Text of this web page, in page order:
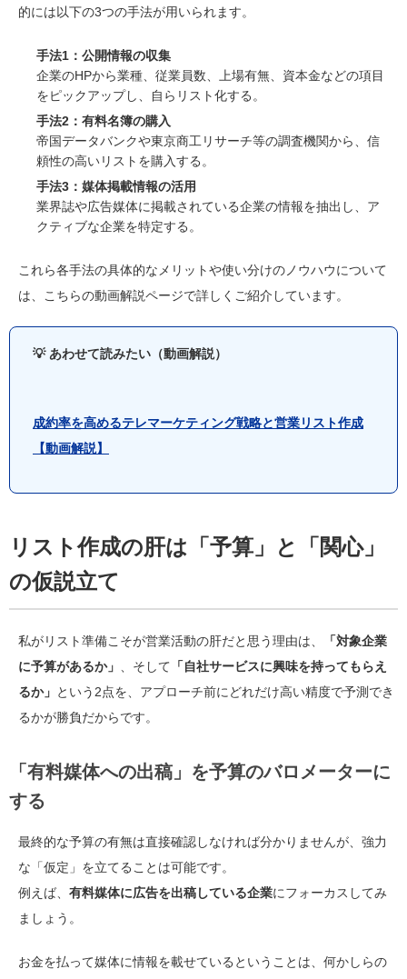
的には以下の3つの手法が用いられます。
手法1：公開情報の収集
企業のHPから業種、従業員数、上場有無、資本金などの項目
をピックアップし、自らリスト化する。
手法2：有料名簿の購入
帝国データバンクや東京商工リサーチ等の調査機関から、信
頼性の高いリストを購入する。
手法3：媒体掲載情報の活用
業界誌や広告媒体に掲載されている企業の情報を抽出し、ア
クティブな企業を特定する。
これら各手法の具体的なメリットや使い分けのノウハウについて
は、こちらの動画解説ページで詳しくご紹介しています。
💡 あわせて読みたい（動画解説）
成約率を高めるテレマーケティング戦略と営業リスト作成
【動画解説】
リスト作成の肝は「予算」と「関心」
の仮説立て
私がリスト準備こそが営業活動の肝だと思う理由は、
「対象企業
に予算があるか」
、そして 「自社サービスに興味を持ってもらえ
るか」 という2点を、アプローチ前にどれだけ高い精度で予測でき
るかが勝負だからです。
「有料媒体への出稿」を予算のバロメーターに
する
最終的な予算の有無は直接確認しなければ分かりませんが、強力
な「仮定」を立てることは可能です。
例えば、 有料媒体に広告を出稿している企業にフォーカスしてみ
ましょう。
お金を払って媒体に情報を載せているということは、何かしらの